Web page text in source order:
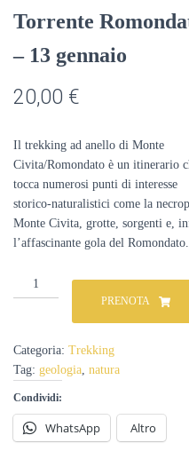
Torrente
– 13 gennaio
20,00 €
Il trekking ad anello di Monte
Civita/Romondato è un itinerario
tocca numerosi punti di interesse
storico-naturalistici come la
Monte Civita, grotte, sorgenti e,
l’affascinante gola del Romondato.
Trekking
ad
Monte
Civita
e
Torrente
Romondato
PRENOTA
Categoria: Trekking
Tag: geologia, natura
Condividi:
WhatsApp Altro